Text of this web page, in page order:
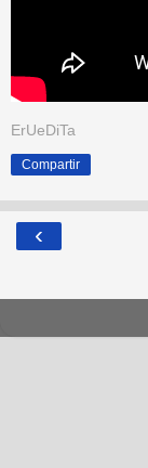
ErUeDiTa
Compartir
‹